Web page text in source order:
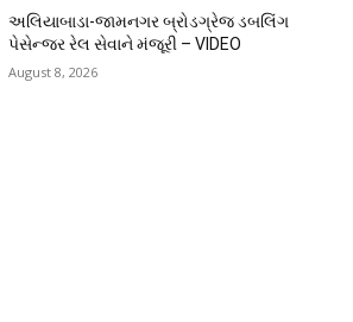
અલિયાબાડા-જામનગર બ્રોડગ્રેજ ડબલિંગ
પેસેન્જર રેલ સેવાને મંજૂરી – VIDEO
August 8, 2026